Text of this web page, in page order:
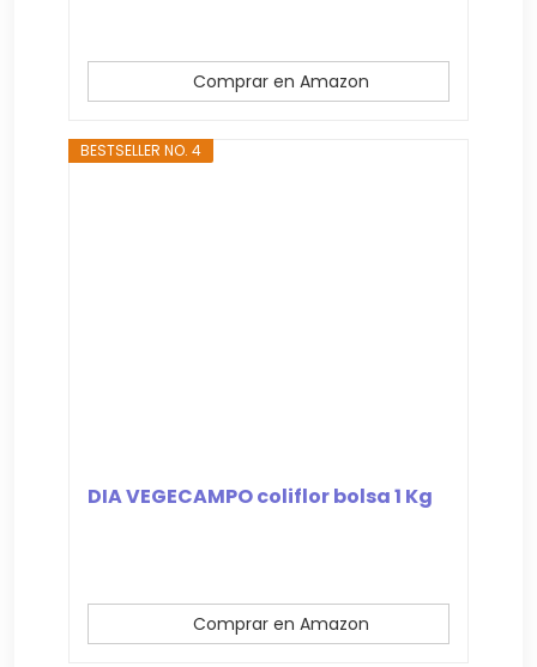
Comprar en Amazon
BESTSELLER NO. 4
DIA VEGECAMPO coliflor bolsa 1 Kg
Comprar en Amazon